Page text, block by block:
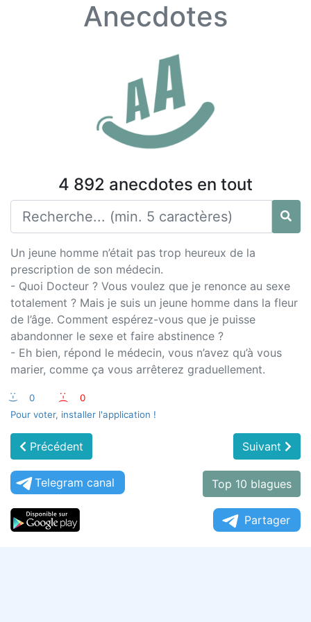
Anecdotes
4 892 anecdotes en tout
Un jeune homme n’était pas trop heureux de la
prescription de son médecin.
- Quoi Docteur ? Vous voulez que je renonce au sexe
totalement ? Mais je suis un jeune homme dans la fleur
de l’âge. Comment espérez-vous que je puisse
abandonner le sexe et faire abstinence ?
- Eh bien, répond le médecin, vous n’avez qu’à vous
marier, comme ça vous arrêterez graduellement.
:-) 0 :-(
0
Pour voter, installer l'application !
Précédent Suivant
Telegram canal Top 10 blagues
Partager